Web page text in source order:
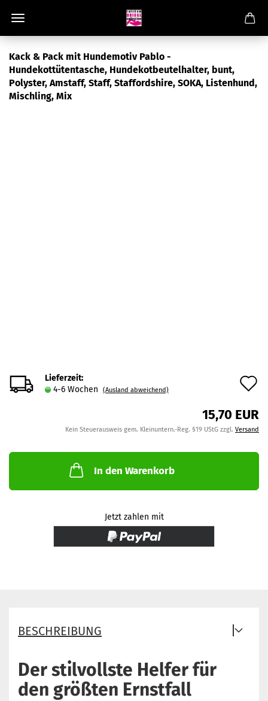
Kack & Pack mit Hundemotiv Pablo -
Hundekottütentasche, Hundekotbeutelhalter, bunt,
Polyster, Amstaff, Staff, Staffordshire, SOKA, Listenhund,
Mischling, Mix
Lieferzeit:
4-6 Wochen
(Ausland abweichend)
15,70 EUR
Kein Steuerausweis gem. Kleinuntern.-Reg. §19 UStG zzgl. Versand
In den Warenkorb
Jetzt zahlen mit
BESCHREIBUNG
Der stilvollste Helfer für
den größten Ernstfall